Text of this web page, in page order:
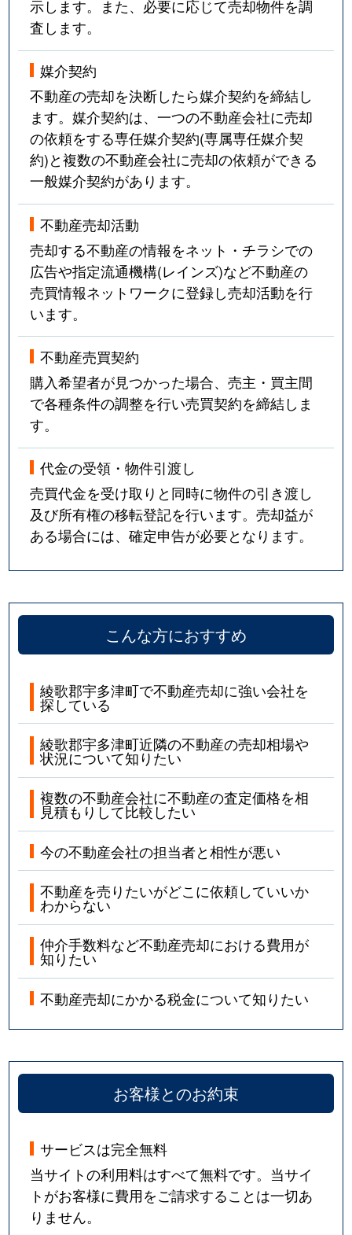
示します。また、必要に応じて売却物件を調
査します。
媒介契約
不動産の売却を決断したら媒介契約を締結し
ます。媒介契約は、一つの不動産会社に売却
の依頼をする専任媒介契約(専属専任媒介契
約)と複数の不動産会社に売却の依頼ができる
一般媒介契約があります。
不動産売却活動
売却する不動産の情報をネット・チラシでの
広告や指定流通機構(レインズ)など不動産の
売買情報ネットワークに登録し売却活動を行
います。
不動産売買契約
購入希望者が見つかった場合、売主・買主間
で各種条件の調整を行い売買契約を締結しま
す。
代金の受領・物件引渡し
売買代金を受け取りと同時に物件の引き渡し
及び所有権の移転登記を行います。売却益が
ある場合には、確定申告が必要となります。
こんな方におすすめ
綾歌郡宇多津町で不動産売却に強い会社を
探している
綾歌郡宇多津町近隣の不動産の売却相場や
状況について知りたい
複数の不動産会社に不動産の査定価格を相
見積もりして比較したい
今の不動産会社の担当者と相性が悪い
不動産を売りたいがどこに依頼していいか
わからない
仲介手数料など不動産売却における費用が
知りたい
不動産売却にかかる税金について知りたい
お客様とのお約束
サービスは完全無料
当サイトの利用料はすべて無料です。当サイ
トがお客様に費用をご請求することは一切あ
りません。